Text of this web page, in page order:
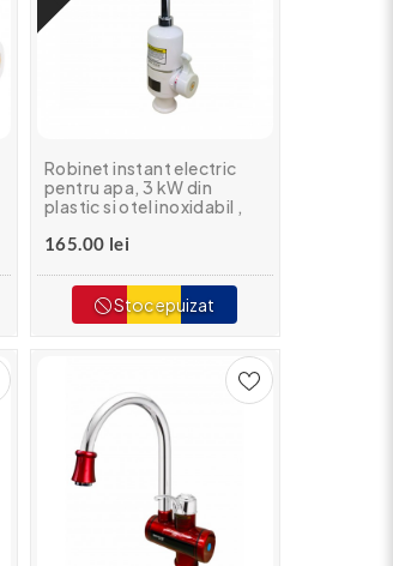
Robinet instant electric
pentru apa, 3 kW din
plastic si otel inoxidabil ,
165.00 lei
Stoc epuizat